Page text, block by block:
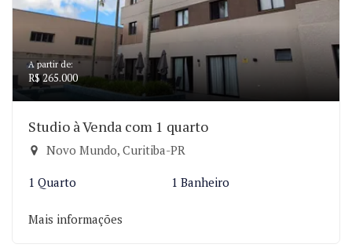
A partir de:
R$ 265.000
Studio à Venda com 1 quarto
Novo Mundo, Curitiba-PR
1 Quarto 1 Banheiro
Mais informações